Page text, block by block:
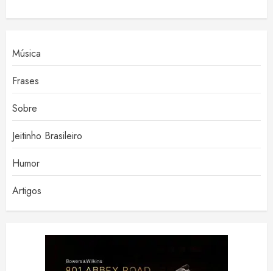
Música
Frases
Sobre
Jeitinho Brasileiro
Humor
Artigos